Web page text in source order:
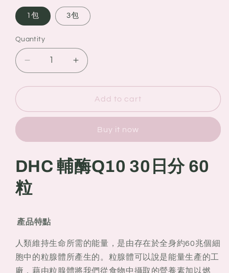
1包 3包
Quantity
Quantity
Decrease
quantity
for
輔
日
分
60
粒
Increase
quantity
for
DHC
輔
日
分
Add to cart
Buy it now
DHC 輔酶Q10 30日分 60
粒
產品特點
人類維持生命所需的能量，是由存在於全身約60兆個細
胞中的粒腺體所產生的。粒腺體可以說是能量生產的工
廠，藉由粒腺體將我們從食物中攝取的營養素加以燃